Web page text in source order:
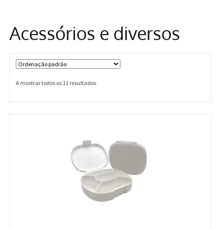
Acessórios e diversos
A mostrar todos os 11 resultados